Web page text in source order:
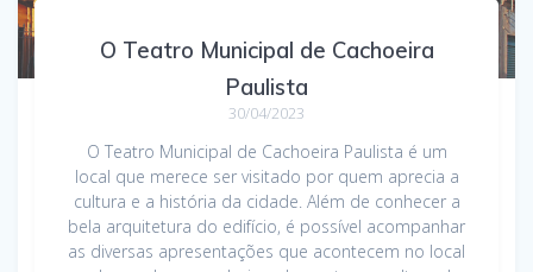
O Teatro Municipal de Cachoeira
Paulista
30/04/2023
O Teatro Municipal de Cachoeira Paulista é um
local que merece ser visitado por quem aprecia a
cultura e a história da cidade. Além de conhecer a
bela arquitetura do edifício, é possível acompanhar
as diversas apresentações que acontecem no local